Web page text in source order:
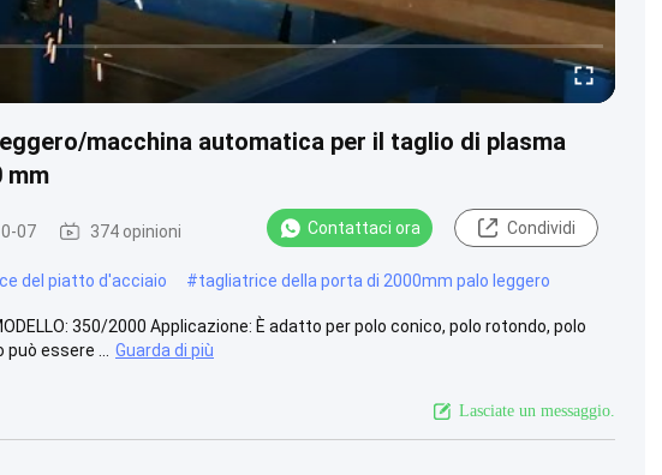
macchina automatica per il taglio di plasma
mm
07 374 opinioni Contattaci ora Condividi
del piatto d'acciaio #tagliatrice della porta di 2000mm palo leggero
350/2000 Applicazione: È adatto per polo conico, polo rotondo, polo
essere ...
Guarda di più
Lasciate un messaggio.